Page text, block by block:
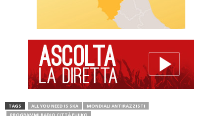
TAGS ALL YOU NEED IS SKA
MONDIALI ANTIRAZZISTI
PROGRAMMI RADIO CITTÀ FUJIKO